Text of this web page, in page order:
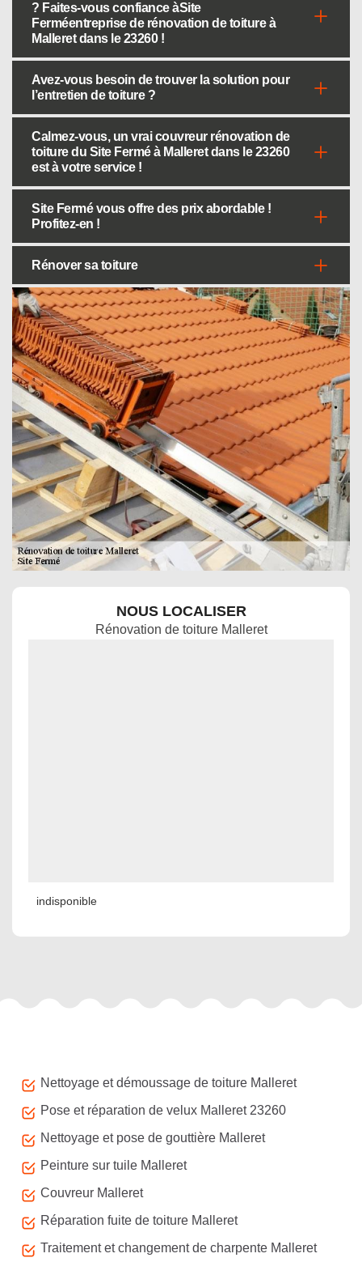
? Faites-vous confiance àSite
Ferméentreprise de rénovation de toiture à
Malleret dans le 23260 !
Avez-vous besoin de trouver la solution pour
l’entretien de toiture ?
Calmez-vous, un vrai couvreur rénovation de
toiture du Site Fermé à Malleret dans le 23260
est à votre service !
Site Fermé vous offre des prix abordable !
Profitez-en !
Rénover sa toiture
NOUS LOCALISER
Rénovation de toiture Malleret
indisponible
Nettoyage et démoussage de toiture Malleret
Pose et réparation de velux Malleret 23260
Nettoyage et pose de gouttière Malleret
Peinture sur tuile Malleret
Couvreur Malleret
Réparation fuite de toiture Malleret
Traitement et changement de charpente Malleret